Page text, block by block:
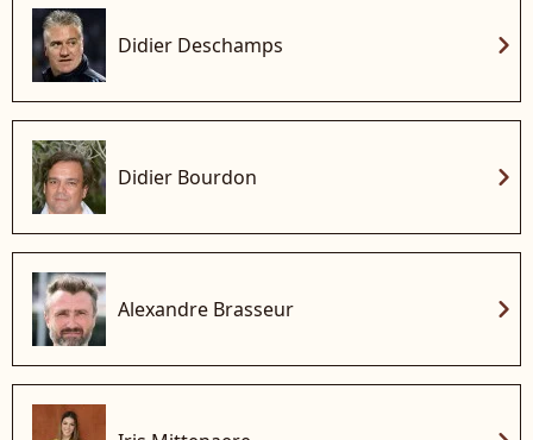
Didier Deschamps chevron_right
Didier Bourdon chevron_right
Alexandre Brasseur chevron_right